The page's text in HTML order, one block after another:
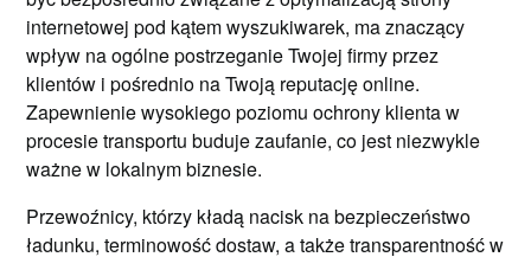
internetowej pod kątem wyszukiwarek, ma znaczący
wpływ na ogólne postrzeganie Twojej firmy przez
klientów i pośrednio na Twoją reputację online.
Zapewnienie wysokiego poziomu ochrony klienta w
procesie transportu buduje zaufanie, co jest niezwykle
ważne w lokalnym biznesie.
Przewoźnicy, którzy kładą nacisk na bezpieczeństwo
ładunku, terminowość dostaw, a także transparentność w